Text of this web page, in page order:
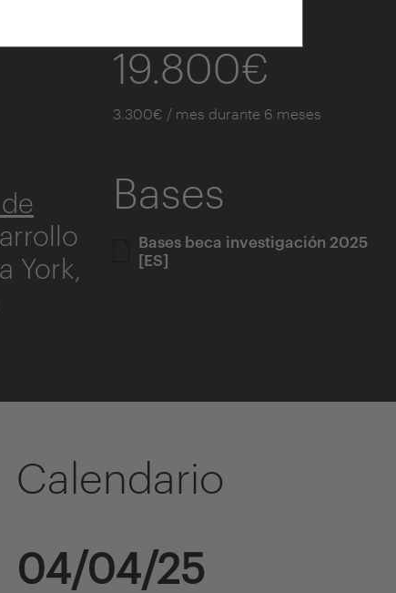
York,
19.800€
3.300€ / mes durante 6 meses
Bases
Bases beca investigación 2025
[ES]
Calendario
04/04/25